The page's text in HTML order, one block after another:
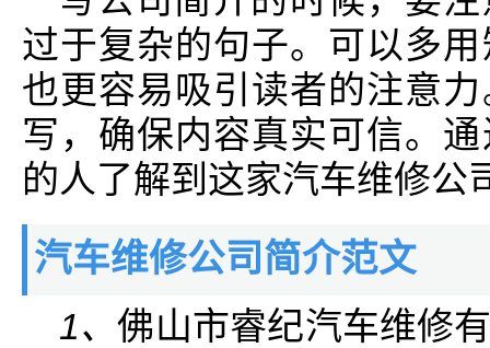
过于复杂的句子。可以多
也更容易吸引读者的注意
写，确保内容真实可信。
的人了解到这家汽车维修公
汽车维修公司简介范文
1、佛山市睿纪汽车维修